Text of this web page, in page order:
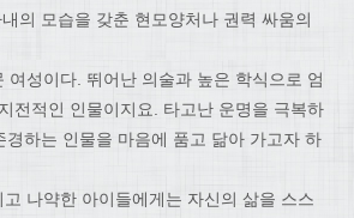
의 모습을 갖춘 현모양처나 권력 싸움의
성이다. 뛰어난 의술과 높은 학식으로 엄
전적인 인물이지요. 타고난 운명을 극복하
하는 인물을 마음에 품고 닮아 가고자 하
나약한 아이들에게는 자신의 삶을 스스